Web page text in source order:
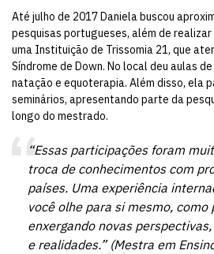
Até julho de 2017 Daniela buscou
pesquisas portugueses, além de
uma Instituição de Trissomia 21, que
Síndrome de Down. No local deu aulas
natação e equoterapia. Além disso, ela
seminários, apresentando parte da
longo do mestrado.
“Essas participações foram
troca de conhecimentos com
países. Uma experiência
você olhe para si mesmo,
enxergando novas
e realidades.” (Mestra em